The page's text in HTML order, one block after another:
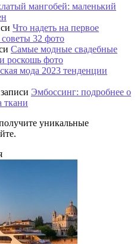
мангобей: маленький
Что надеть на первое
32 фото
Самые модные свадебные
роскошь фото
мода 2023 тенденции
Эмбоссинг: подробнее о
ткани
уникальные